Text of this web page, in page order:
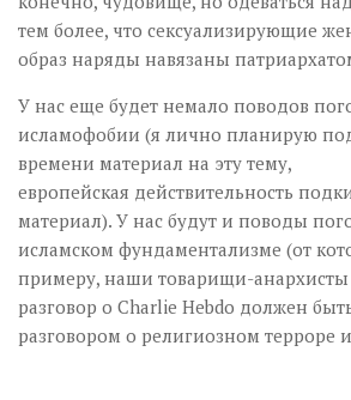
тем более, что сексуализирующие
образ наряды навязаны
У нас еще будет немало поводов
исламофобии (я лично планирую
времени материал на эту тему,
европейская действительность
материал). У нас будут и поводы
исламском фундаментализме (от
примеру, наши товарищи-
разговор о Charlie Hebdo должен
разговором о религиозном